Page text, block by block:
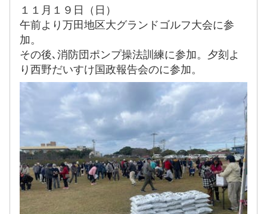
１１月１９日（日）
午前より万田地区大グランドゴルフ大会に参
加。
その後､消防団ポンプ操法訓練に参加。夕刻よ
り西野だいすけ国政報告会のに参加。